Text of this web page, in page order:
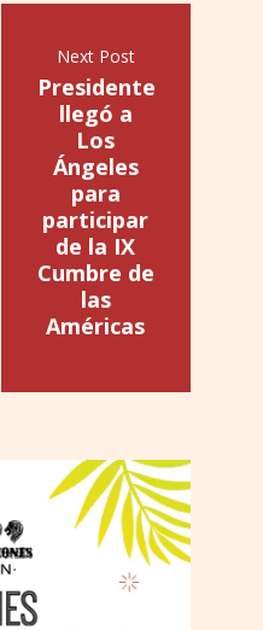
Next Post
Presidente
llegó a
Los
Ángeles
para
participar
de la IX
Cumbre de
las
Américas